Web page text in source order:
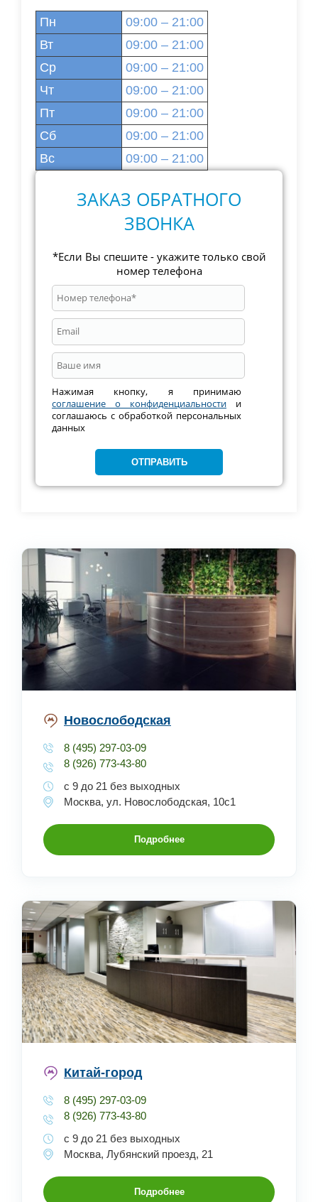
Пн
09:00 – 21:00
Вт
09:00 – 21:00
Ср
09:00 – 21:00
Чт
09:00 – 21:00
Пт
09:00 – 21:00
Сб
09:00 – 21:00
Вс
09:00 – 21:00
ЗАКАЗ ОБРАТНОГО
ЗВОНКА
*Если Вы спешите - укажите только свой
номер телефона
Нажимая кнопку, я принимаю
соглашение о конфиденциальности и
соглашаюсь с обработкой персональных
данных
Новослободская
8 (495) 297-03-09
8 (926) 773-43-80
с 9 до 21 без выходных
Москва, ул. Новослободская, 10с1
Подробнее
Китай-город
8 (495) 297-03-09
8 (926) 773-43-80
с 9 до 21 без выходных
Москва, Лубянский проезд, 21
Подробнее